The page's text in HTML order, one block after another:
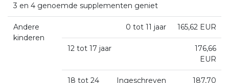
3 en 4 genoemde supplementen geniet
Andere
kinderen
0 tot 11 jaar 165,62 EUR
12 tot 17 jaar
176,66
EUR
18 tot 24
Ingeschreven
187,70